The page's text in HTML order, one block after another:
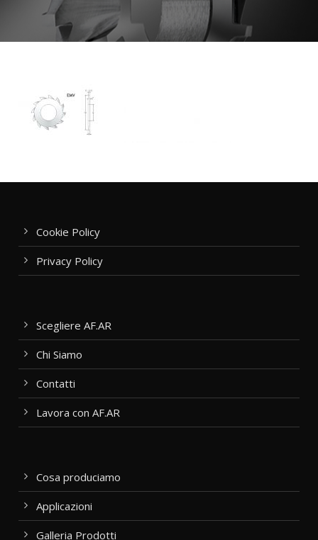
Cookie Policy
Privacy Policy
Scegliere AF.AR
Chi Siamo
Contatti
Lavora con AF.AR
Cosa produciamo
Applicazioni
Galleria Prodotti